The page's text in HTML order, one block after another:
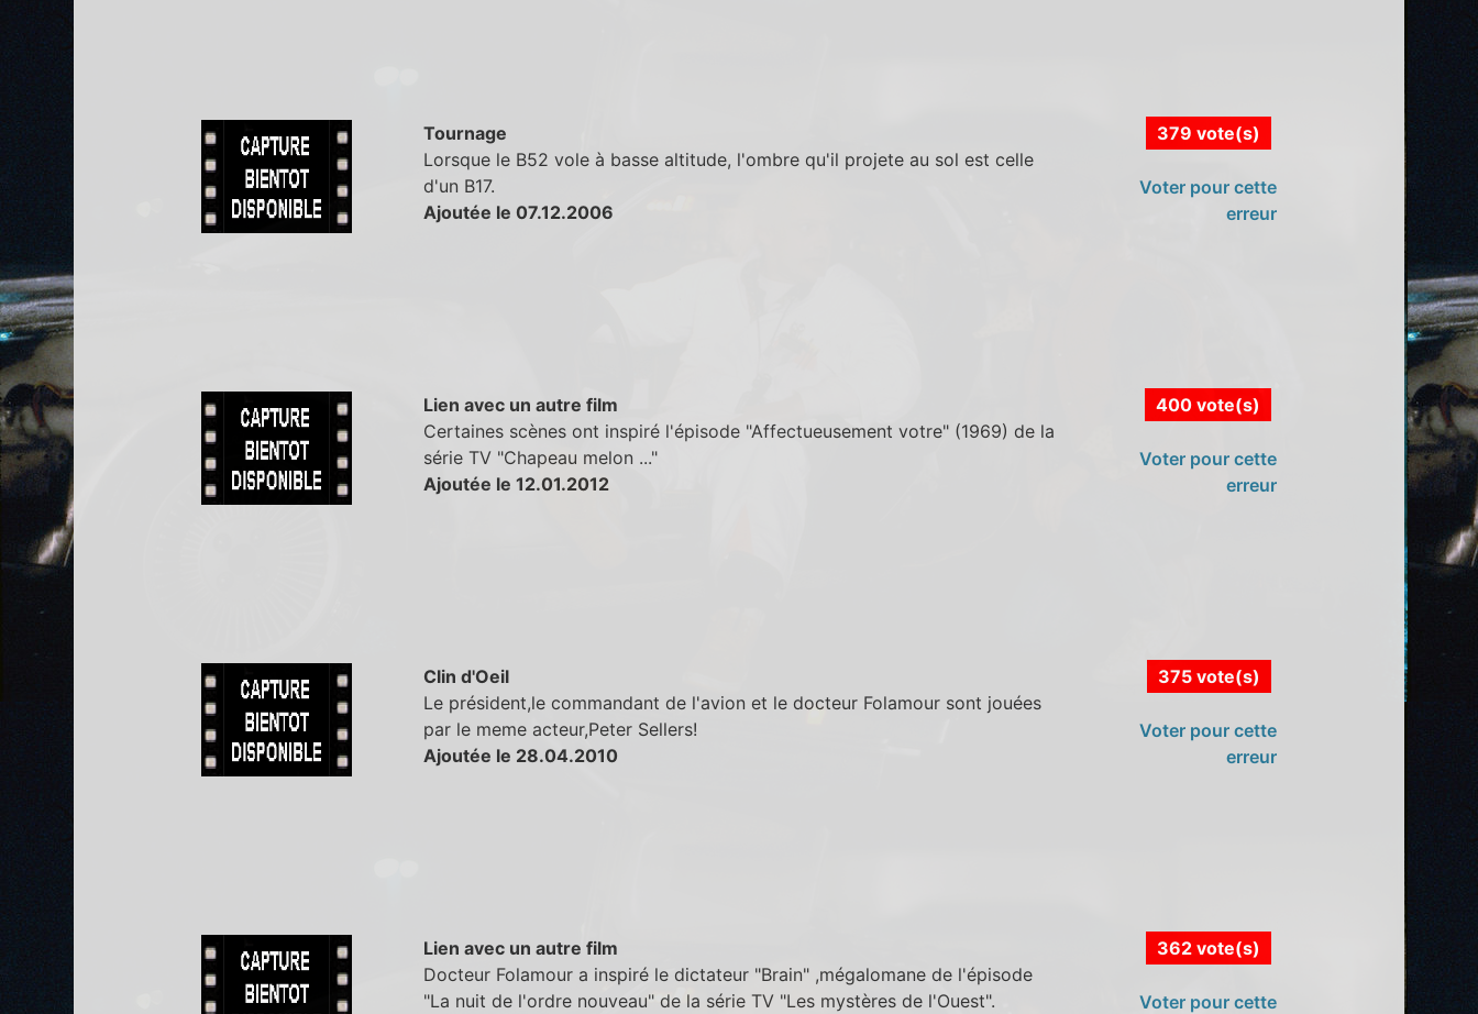
Tournage
Lorsque le B52 vole à basse altitude, l'ombre qu'il projete au sol est celle
d'un B17.
Ajoutée le 07.12.2006
379 vote(s)
Voter pour cette
erreur
Lien avec un autre film
Certaines scènes ont inspiré l'épisode "Affectueusement votre" (1969) de la
série TV "Chapeau melon ..."
Ajoutée le 12.01.2012
400 vote(s)
Voter pour cette
erreur
Clin d'Oeil
Le président,le commandant de l'avion et le docteur Folamour sont jouées
par le meme acteur,Peter Sellers!
Ajoutée le 28.04.2010
375 vote(s)
Voter pour cette
erreur
Lien avec un autre film
Docteur Folamour a inspiré le dictateur "Brain" ,mégalomane de l'épisode
"La nuit de l'ordre nouveau" de la série TV "Les mystères de l'Ouest".
362 vote(s)
Voter pour cette